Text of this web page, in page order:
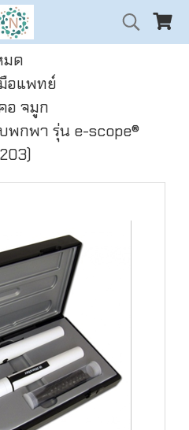
มด
อแพทย์
อ จมูก
พกพา รุ่น e-scope®